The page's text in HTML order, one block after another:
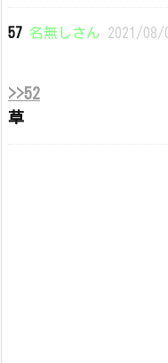
57 名無しさん 2021/08/
>>52
草